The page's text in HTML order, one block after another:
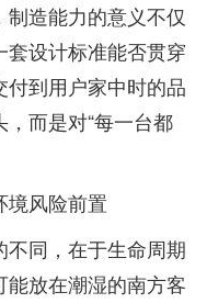
造能力的意义不仅
设计标准能否贯穿
到用户家中时的品
而是对“每一台都
境风险前置
同，在于生命周期
放在潮湿的南方客